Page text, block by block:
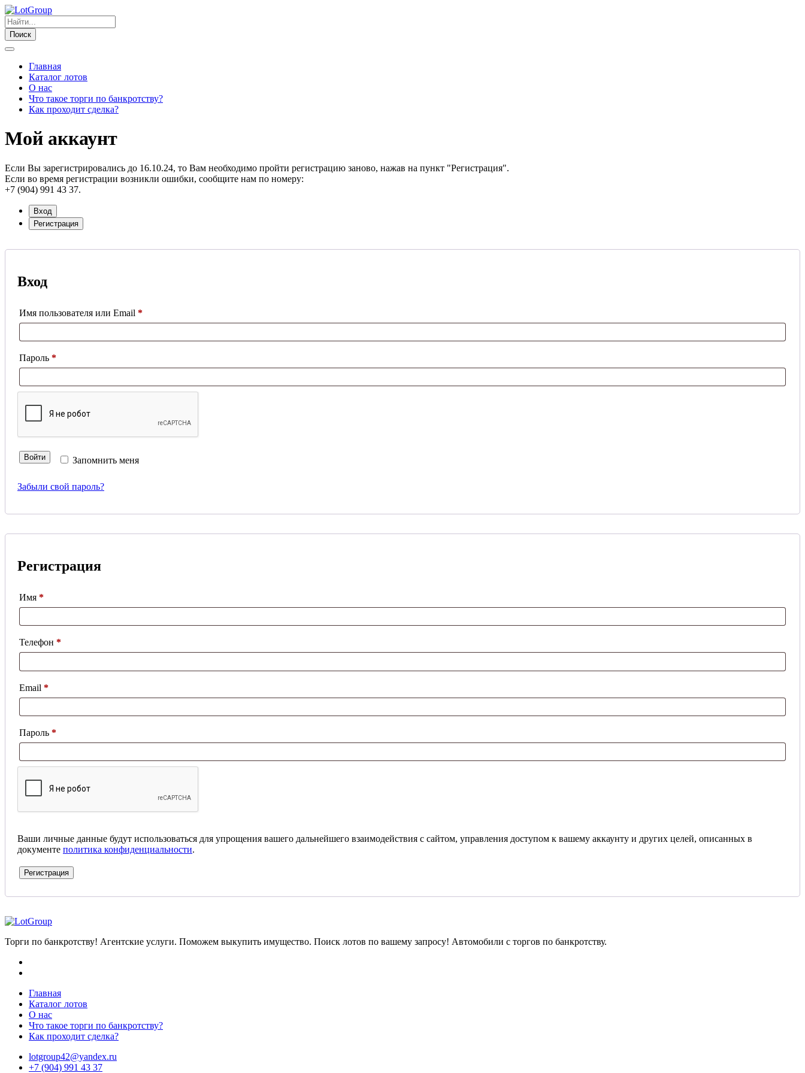
Поиск
Главная
Каталог лотов
О нас
Что такое торги по банкротству?
Как проходит сделка?
Мой аккаунт
Если Вы зарегистрировались до 16.10.24, то Вам необходимо пройти регистрацию заново, нажав на пункт "Регистрация".
Если во время регистрации возникли ошибки, сообщите нам по номеру:
+7 (904) 991 43 37.
Вход
Регистрация
Вход
Имя пользователя или Email *Обязательно
Пароль *Обязательно
Запомнить меня
Войти
Забыли свой пароль?
Регистрация
Имя *
Телефон *
Email *Обязательно
Пароль *Обязательно
Ваши личные данные будут использоваться для упрощения вашего дальнейшего взаимодействия с сайтом, управления доступом к вашему аккаунту и других целей, описанных в
документе политика конфиденциальности.
Регистрация
Торги по банкротству! Агентские услуги. Поможем выкупить имущество. Поиск лотов по вашему запросу! Автомобили с торгов по банкротству.
Главная
Каталог лотов
О нас
Что такое торги по банкротству?
Как проходит сделка?
lotgroup42@yandex.ru
+7 (904) 991 43 37